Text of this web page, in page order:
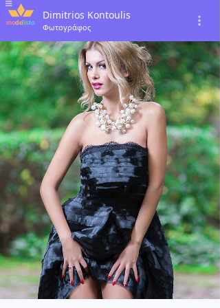
Dimitrios Kontoulis
Φωτογράφος